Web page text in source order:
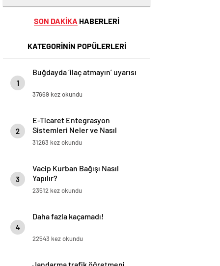
SON DAKİKA HABERLERİ
KATEGORİNİN POPÜLERLERİ
1
Buğdayda ‘ilaç atmayın’ uyarısı
37669 kez okundu
2
E-Ticaret Entegrasyon
Sistemleri Neler ve Nasıl
Yapılır?
31263 kez okundu
3
Vacip Kurban Bağışı Nasıl
Yapılır?
23512 kez okundu
4
Daha fazla kaçamadı!
22543 kez okundu